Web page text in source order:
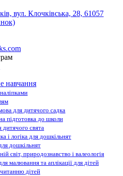
вул. Клочківська, 28, 61057
навчання
для дитячого садка
підготовка до школи
свята
і логіка для дошкільнят
дошкільнят
світ, природознавство і валеологія
малювання та аплікації для дітей
дітей